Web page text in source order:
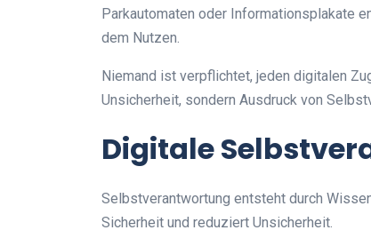
Parkautomaten oder Informationsplakate
dem Nutzen.
Niemand ist verpflichtet, jeden digitalen
Unsicherheit, sondern Ausdruck von
Digitale
Selbstverantwortung entsteht durch
Sicherheit und reduziert Unsicherheit.